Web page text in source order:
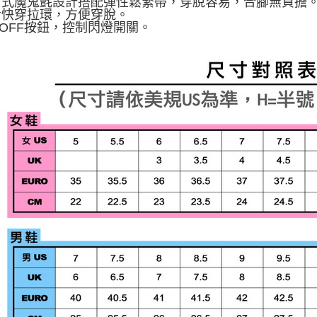
穿拉環，方便穿脫。
按鈕，控制閃燈開關。